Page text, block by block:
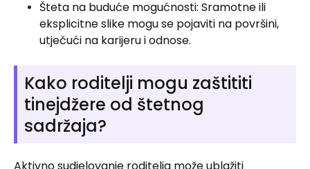
Šteta na buduće mogućnosti: Sramotne ili
eksplicitne slike mogu se pojaviti na površini,
utječući na karijeru i odnose.
Kako roditelji mogu zaštititi
tinejdžere od štetnog
sadržaja?
Aktivno sudjelovanje roditelja može ublažiti